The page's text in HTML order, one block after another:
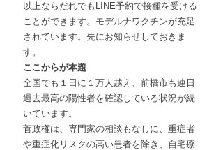
以上ならだれでもLINE予約で接種を受ける
ことができます。モデルナワクチンが充足
されています。先にお知らせしておきま
す。
ここからが本題
全国でも１日に１万人越え、前橋市も連日
過去最高の陽性者を確認している状況が続
いています。
菅政権は、専門家の相談もなしに、重症者
や重症化リスクの高い患者を除き、自宅療